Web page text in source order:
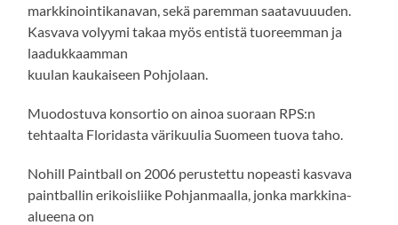
markkinointikanavan, sekä paremman saatavuuuden.
Kasvava volyymi takaa myös entistä tuoreemman ja
laadukkaamman
kuulan kaukaiseen Pohjolaan.
Muodostuva konsortio on ainoa suoraan RPS:n
tehtaalta Floridasta värikuulia Suomeen tuova taho.
Nohill Paintball on 2006 perustettu nopeasti kasvava
paintballin erikoisliike Pohjanmaalla, jonka markkina-
alueena on